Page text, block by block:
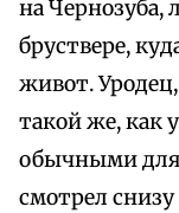
на Чернозуба,
бруствере,
живот.
такой же, как
обычными
смотрел